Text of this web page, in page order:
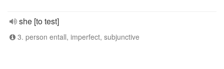
she [to test]
3. person entall, imperfect, subjunctive